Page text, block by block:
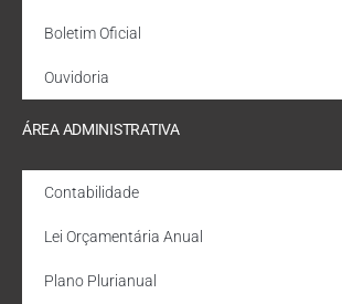
Boletim Oficial
Ouvidoria
ÁREA ADMINISTRATIVA
Contabilidade
Lei Orçamentária Anual
Plano Plurianual